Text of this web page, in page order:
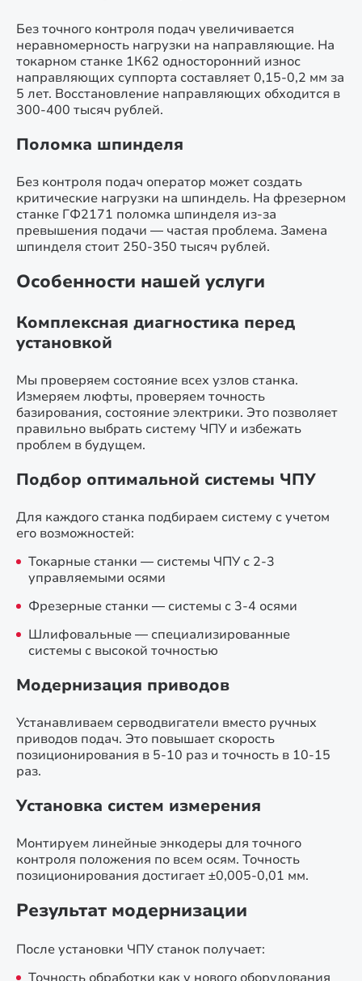
Без точного контроля подач увеличивается
неравномерность нагрузки на направляющие. На
токарном станке 1К62 односторонний износ
направляющих суппорта составляет 0,15-0,2 мм за
5 лет. Восстановление направляющих обходится в
300-400 тысяч рублей.
Поломка шпинделя
Без контроля подач оператор может создать
критические нагрузки на шпиндель. На фрезерном
станке ГФ2171 поломка шпинделя из-за
превышения подачи — частая проблема. Замена
шпинделя стоит 250-350 тысяч рублей.
Особенности нашей услуги
Комплексная диагностика перед
установкой
Мы проверяем состояние всех узлов станка.
Измеряем люфты, проверяем точность
базирования, состояние электрики. Это позволяет
правильно выбрать систему ЧПУ и избежать
проблем в будущем.
Подбор оптимальной системы ЧПУ
Для каждого станка подбираем систему с учетом
его возможностей:
Токарные станки — системы ЧПУ с 2-3
управляемыми осями
Фрезерные станки — системы с 3-4 осями
Шлифовальные — специализированные
системы с высокой точностью
Модернизация приводов
Устанавливаем серводвигатели вместо ручных
приводов подач. Это повышает скорость
позиционирования в 5-10 раз и точность в 10-15
раз.
Установка систем измерения
Монтируем линейные энкодеры для точного
контроля положения по всем осям. Точность
позиционирования достигает ±0,005-0,01 мм.
Результат модернизации
После установки ЧПУ станок получает: